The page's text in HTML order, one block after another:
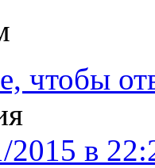
чтобы
2015 в